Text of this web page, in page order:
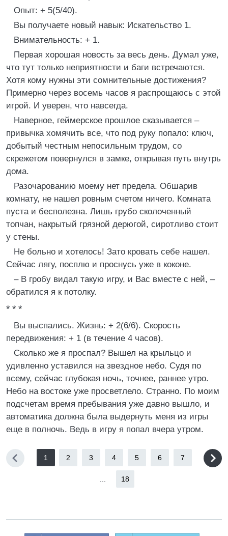
Опыт: + 5(5/40).
Вы получаете новый навык: Искательство 1.
Внимательность: + 1.
Первая хорошая новость за весь день. Думал уже,
что тут только неприятности и баги встречаются.
Хотя кому нужны эти сомнительные достижения?
Примерно через восемь часов я распрощаюсь с этой
игрой. И уверен, что навсегда.
Наверное, геймерское прошлое сказывается –
привычка хомячить все, что под руку попало: ключ,
добытый честным непосильным трудом, со
скрежетом повернулся в замке, открывая путь внутрь
дома.
Разочарованию моему нет предела. Обшарив
комнату, не нашел ровным счетом ничего. Комната
пуста и бесполезна. Лишь грубо сколоченный
топчан, накрытый грязной дерюгой, сиротливо стоит
у стены.
Не больно и хотелось! Зато кровать себе нашел.
Сейчас лягу, посплю и проснусь уже в коконе.
– В гробу видал такую игру, и Вас вместе с ней, –
обратился я к потолку.
* * *
Вы выспались. Жизнь: + 2(6/6). Скорость
передвижения: + 1 (в течение 4 часов).
Сколько же я проспал? Вышел на крыльцо и
удивленно уставился на звездное небо. Судя по
всему, сейчас глубокая ночь, точнее, раннее утро.
Небо на востоке уже просветлело. Странно. По моим
подсчетам время пребывания уже давно вышло, и
автоматика должна была выдернуть меня из игры
еще в полночь. Ведь в игру я попал вчера утром.
1 2 3 4 5 6 7
18